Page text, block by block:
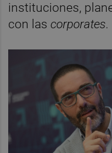
instituciones,
con lascorporates.